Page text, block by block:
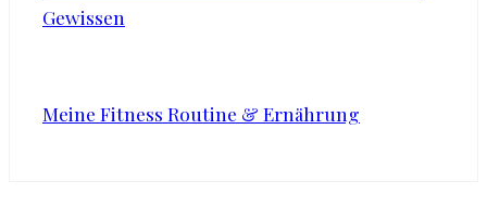
Gewissen
Meine Fitness Routine & Ernährung